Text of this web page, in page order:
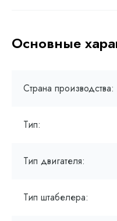
Основные
Страна производства:
Тип:
Тип двигателя:
Тип штабелера: